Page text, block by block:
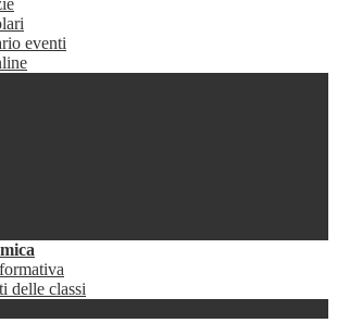
eventi
delle classi